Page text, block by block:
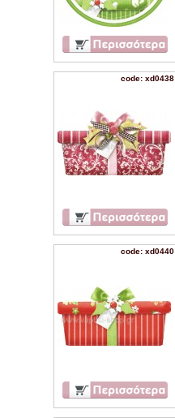
code: xd0438
code: xd0440